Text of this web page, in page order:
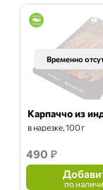
Временно
Карпаччо из
в нарезке, 100 г
490 ₽
по